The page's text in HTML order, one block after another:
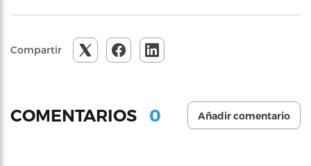
Compartir
COMENTARIOS 0 Añadir comentario